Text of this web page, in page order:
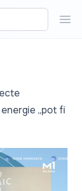
„pot fi